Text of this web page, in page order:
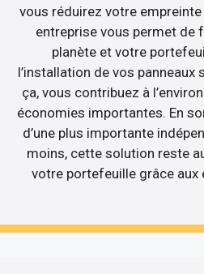
vous réduirez votre
entreprise vous permet de
planète et votre
l’installation de vos panneaux
ça, vous contribuez à
économies importantes. En
d’une plus importante
moins, cette solution reste
votre portefeuille grâce aux